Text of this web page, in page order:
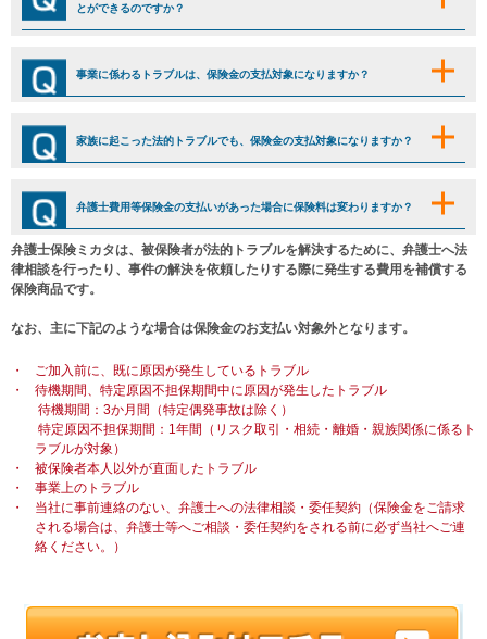
とができるのですか？
事業に係わるトラブルは、保険金の支払対象になりますか？
家族に起こった法的トラブルでも、保険金の支払対象になりますか？
弁護士費用等保険金の支払いがあった場合に保険料は変わりますか？
弁護士保険ミカタは、被保険者が法的トラブルを解決するために、弁護士へ法
律相談を行ったり、事件の解決を依頼したりする際に発生する費用を補償する
保険商品です。
なお、主に下記のような場合は保険金のお支払い対象外となります。
・
ご加入前に、既に原因が発生しているトラブル
・
待機期間、特定原因不担保期間中に原因が発生したトラブル
待機期間：3か月間（特定偶発事故は除く）
特定原因不担保期間：1年間（リスク取引・相続・離婚・親族関係に係るト
ラブルが対象）
・
被保険者本人以外が直面したトラブル
・
事業上のトラブル
・
当社に事前連絡のない、弁護士への法律相談・委任契約（保険金をご請求
される場合は、弁護士等へご相談・委任契約をされる前に必ず当社へご連
絡ください。）